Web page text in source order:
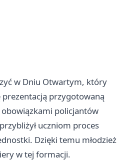
w Dniu Otwartym, który
prezentacją przygotowaną
obowiązkami policjantów
uczniom proces
Dzięki temu młodzież
w tej formacji.